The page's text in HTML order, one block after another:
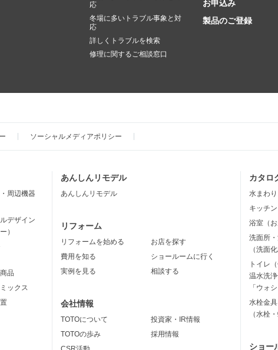
応
冬場に多いトラブル事象と対
応
詳しくトラブルを検索
修理に関するご相談窓口
お申込み
製品のご登録
ソーシャルメディアポリシー
周辺機器
デザイン
）
品
ックス
あんしんリモデル
あんしんリモデル
リフォーム
リフォームを始める
費用を知る
実例を見る
お店を探す
ショールームに行く
相談する
会社情報
TOTOについて
TOTOの歩み
投資家・IR情報
採用情報
カタロ
水まわ
キッチ
浴室（
洗面所
（洗面
トイレ
温水洗
「ウォ
水栓金具
（水栓
ショー